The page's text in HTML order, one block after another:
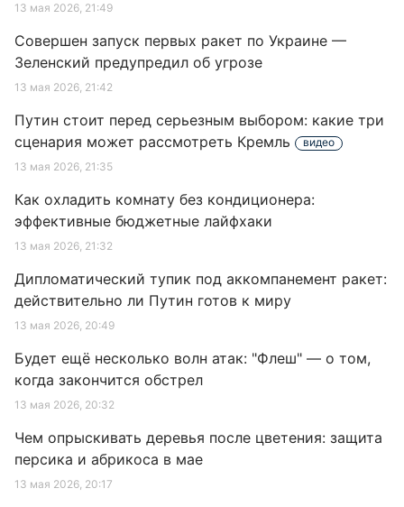
13 мая 2026, 21:49
Совершен запуск первых ракет по Украине —
Зеленский предупредил об угрозе
13 мая 2026, 21:42
Путин стоит перед серьезным выбором: какие три
сценария может рассмотреть Кремль
видео
13 мая 2026, 21:35
Как охладить комнату без кондиционера:
эффективные бюджетные лайфхаки
13 мая 2026, 21:32
Дипломатический тупик под аккомпанемент ракет:
действительно ли Путин готов к миру
13 мая 2026, 20:49
Будет ещё несколько волн атак: "Флеш" — о том,
когда закончится обстрел
13 мая 2026, 20:32
Чем опрыскивать деревья после цветения: защита
персика и абрикоса в мае
13 мая 2026, 20:17